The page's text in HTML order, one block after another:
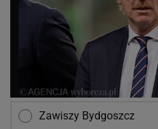
Zawiszy Bydgoszcz